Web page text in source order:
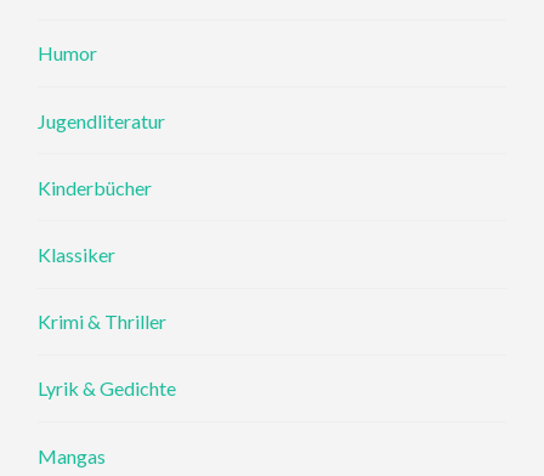
Humor
Jugendliteratur
Kinderbücher
Klassiker
Krimi & Thriller
Lyrik & Gedichte
Mangas